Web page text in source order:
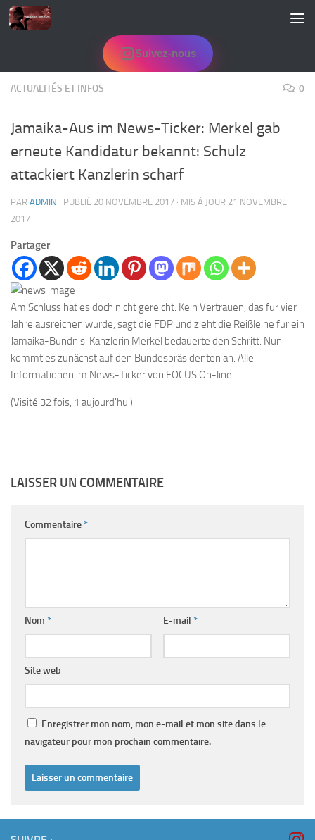
Skip to content
Suivez-nous
ACTUALITÉS ET INFOS 0
Jamaika-Aus im News-Ticker: Merkel gab
erneute Kandidatur bekannt: Schulz
attackiert Kanzlerin scharf
PAR ADMIN · PUBLIÉ 20 NOVEMBRE 2017 · MIS À JOUR 21 NOVEMBRE
2017
Partager
Am Schluss hat es doch nicht gereicht. Kein Vertrauen, das für vier
Jahre ausreichen würde, sagt die FDP und zieht die Reißleine für ein
Jamaika-Bündnis. Kanzlerin Merkel bedauerte den Schritt. Nun
kommt es zunächst auf den Bundespräsidenten an. Alle
Informationen im News-Ticker von FOCUS On-line.
(Visité 32 fois, 1 aujourd'hui)
LAISSER UN COMMENTAIRE
Commentaire*
Nom * E-mail *
Site web
Enregistrer mon nom, mon e-mail et mon site dans le
navigateur pour mon prochain commentaire.